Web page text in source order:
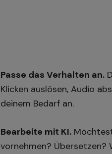
Passe das Verhalten an.
Klicken auslösen, Audio
deinem Bedarf an.
Bearbeite mit KI.
vornehmen? Übersetzen?